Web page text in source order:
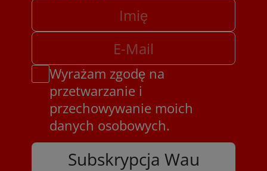
Subskrypcja Wau
Wyrażam zgodę na
przetwarzanie i
przechowywanie moich
danych osobowych.